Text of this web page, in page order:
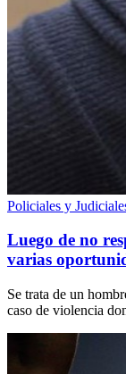
Policiales y
Luego de no
varias
Se trata de un
caso de violencia